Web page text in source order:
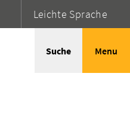
Leichte Sprache
Suche Menu